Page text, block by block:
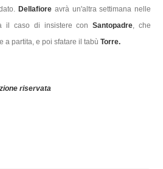
Dellafiore avrà un'altra settimana nelle
il caso di insistere conSantopadre , che
a partita, e poi sfatare il tabù Torre.
riservata